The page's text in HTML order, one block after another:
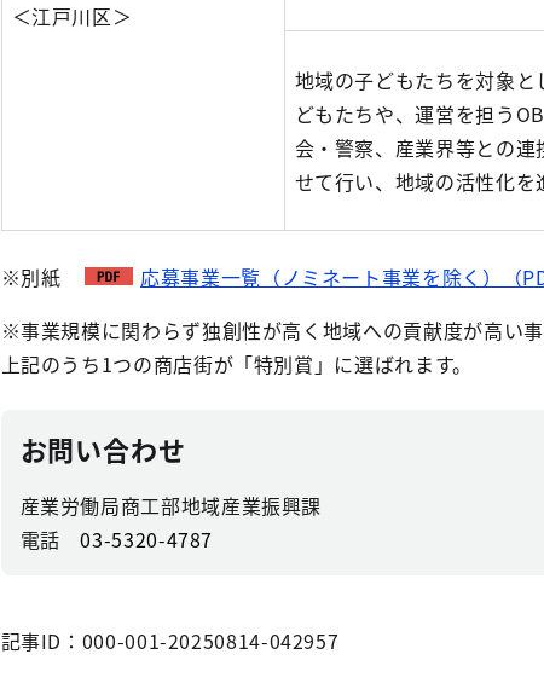
＜江戸川区＞
地域の子どもたちを対象
どもたちや、運営を担う
会・警察、産業界等との
せて行い、地域の活性化
※別紙
応募事業一覧（ノミネート事業を除く）（
※事業規模に関わらず独創性が高く地域への貢献度が高い
上記のうち1つの商店街が「特別賞」に選ばれます。
お問い合わせ
産業労働局商工部地域産業振興課
電話03-5320-4787
記事ID：000-001-20250814-042957